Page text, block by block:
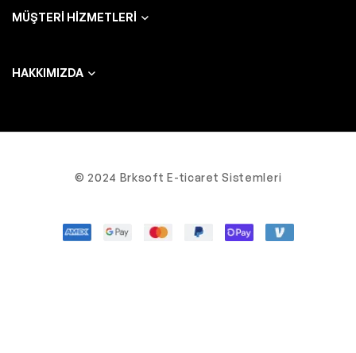
MÜŞTERI HIZMETLERI
HAKKIMIZDA
© 2024 Brksoft E-ticaret Sistemleri